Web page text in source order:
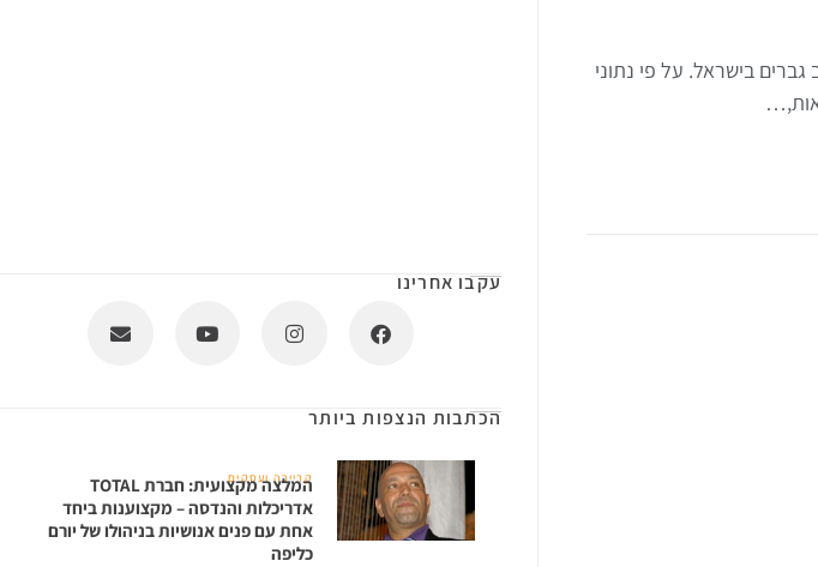
בישראל. על פי נתוני
עקבו אחרינו
הכתבות הנצפות ביותר
קריירה ועסקים
המלצה מקצועית: חברת TOTAL
אדריכלות והנדסה – מקצוענות ביחד
אחת עם פנים אנושיות בניהולו של יורם
כליפה